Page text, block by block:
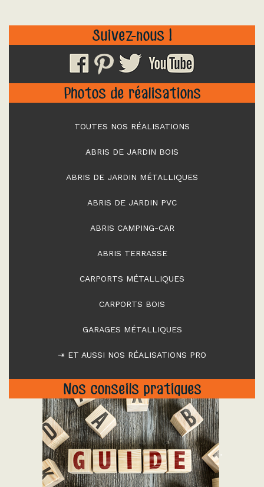
Suivez-nous !
Photos de réalisations
TOUTES NOS RÉALISATIONS
ABRIS DE JARDIN BOIS
ABRIS DE JARDIN MÉTALLIQUES
ABRIS DE JARDIN PVC
ABRIS CAMPING-CAR
ABRIS TERRASSE
CARPORTS MÉTALLIQUES
CARPORTS BOIS
GARAGES MÉTALLIQUES
⇥ ET AUSSI NOS RÉALISATIONS PRO
Nos conseils pratiques
"